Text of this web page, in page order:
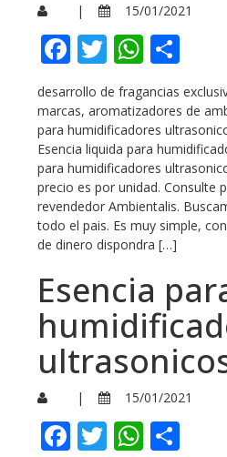
| 15/01/2021
Facebook
Twitter
desarrollo de fragancias
marcas, aromatizadores de
para humidificadores
Esencia liquida para
para humidificadores
precio es por unidad. Consulte
revendedor Ambientalis.
todo el pais. Es muy simple,
de dinero dispondra […]
Esencia
| 15/01/2021
Facebook
Twitter